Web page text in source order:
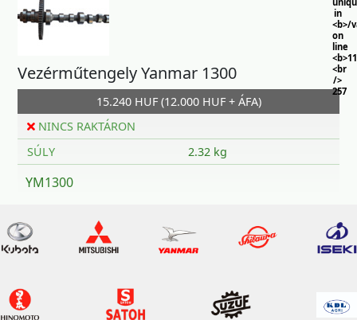
in
<b>/
on
line
<br
/>
257
Vezérműtengely Yanmar 1300
15.240 HUF (12.000 HUF + ÁFA)
NINCS RAKTÁRON
SÚLY
2.32 kg
YM1300